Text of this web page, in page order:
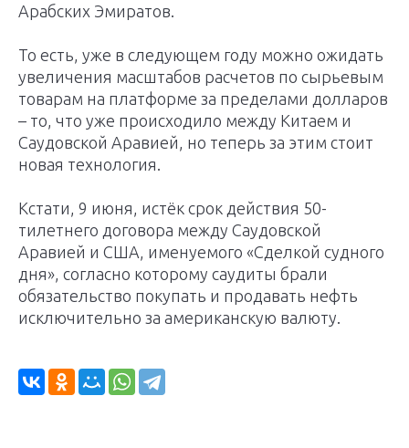
Арабских Эмиратов.
То есть, уже в следующем году можно ожидать
увеличения масштабов расчетов по сырьевым
товарам на платформе за пределами долларов
– то, что уже происходило между Китаем и
Саудовской Аравией, но теперь за этим стоит
новая технология.
Кстати, 9 июня, истёк срок действия 50-
тилетнего договора между Саудовской
Аравией и США, именуемого «Сделкой судного
дня», согласно которому саудиты брали
обязательство покупать и продавать нефть
исключительно за американскую валюту.